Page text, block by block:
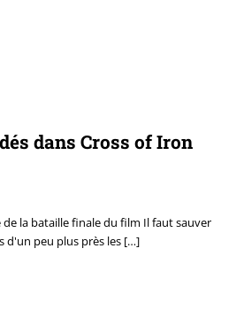
dans Cross of Iron
la bataille finale du film Il faut sauver
d'un peu plus près les[…]